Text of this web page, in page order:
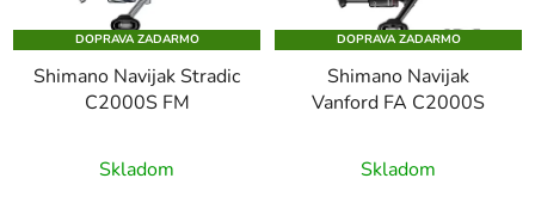
u
k
p
r
DOPRAVA ZADARMO
Shimano Navijak Stradic
C2000S FM
Skladom
DOPRAVA ZADARMO
Shimano Navijak
Vanford FA C2000S
Skladom